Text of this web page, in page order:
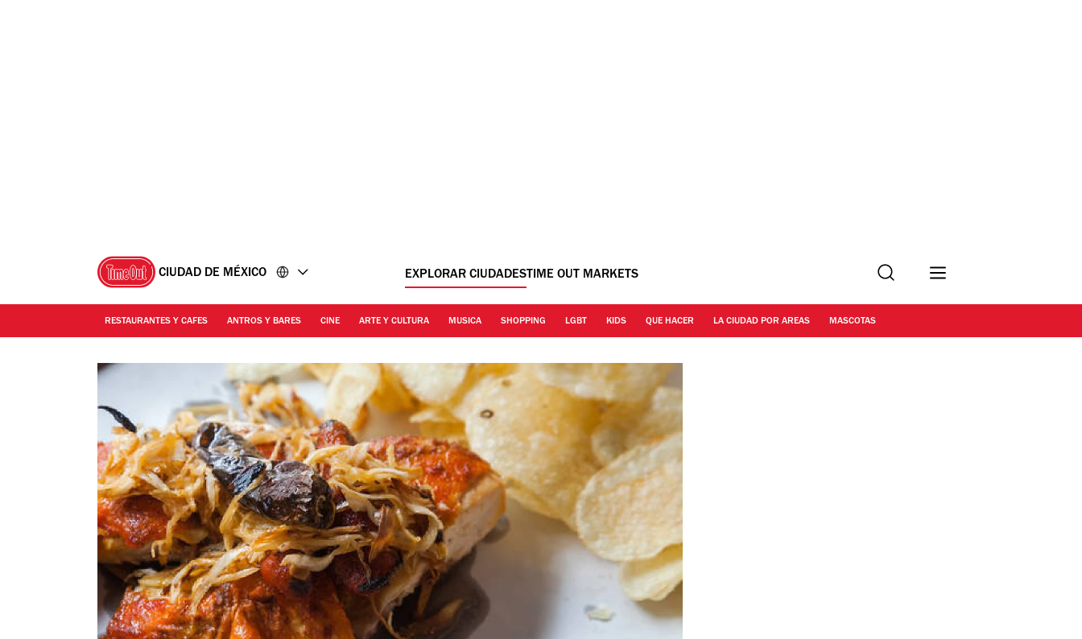
CIUDAD DE MÉXICO EXPLORAR CIUDADESTIME OUT MARKETS Buscar
RESTAURANTES Y CAFES ANTROS Y BARES CINE ARTE Y CULTURA MUSICA SHOPPING LGBT KIDS QUE HACER LA CIUDAD POR AREAS MASCOTAS